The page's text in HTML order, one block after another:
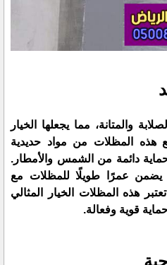
والمتانة، مما يجعلها الخيار
هذه المظلات من مواد حديدية
دائمة من الشمس والأمطار.
عمرًا طويلًا للمظلات مع
هذه المظلات الخيار المثالي
قوية وفعالة.